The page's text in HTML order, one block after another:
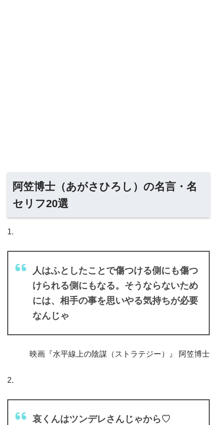
阿笠博士（あがさひろし）の名言・名
セリフ20選
1.
人はふとしたことで傷つける側にも傷つ
けられる側にもなる。そうならないため
には、相手の事を思いやる気持ちが必要
なんじゃ
映画『水平線上の陰謀（ストラテジー）』 阿笠博士
2.
哀くんはツンデレさんじゃから♡